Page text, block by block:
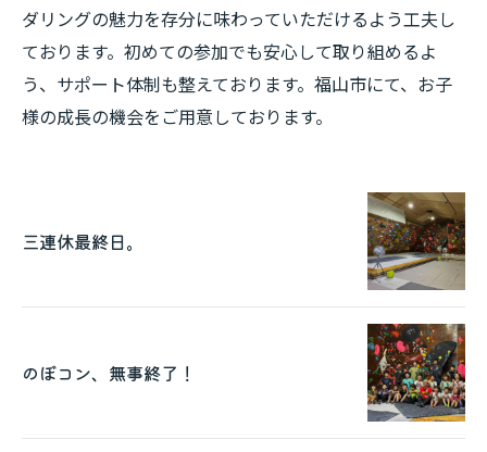
ダリングの魅力を存分に味わっていただけるよう工夫し
ております。初めての参加でも安心して取り組めるよ
う、サポート体制も整えております。福山市にて、お子
様の成長の機会をご用意しております。
三連休最終日。
のぼコン、無事終了！